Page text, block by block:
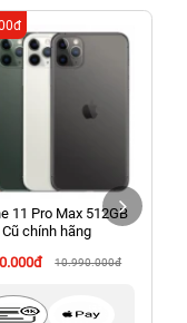
(Q.9 TP. Thủ
Thọ, TP. Thủ
Dương Cũ)
Chí Minh (TP. Vũng
Minh (Tân Bình
11 Pro Max 512GB
Cũ chính hãng
10.990.000đ